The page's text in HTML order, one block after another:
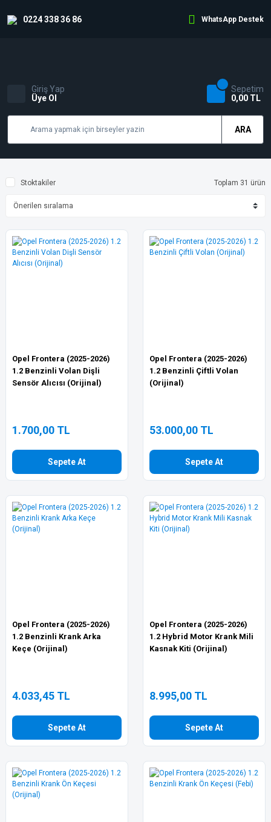
0224 338 36 86 WhatsApp Destek
ARA
Giriş Yap
Üye Ol
Sepetim
0,00 TL
Stoktakiler Toplam 31 ürün
Opel Frontera (2025-2026)
1.2 Benzinli Volan Dişli
Sensör Alıcısı (Orijinal)
1.700,00 TL
Sepete At
Opel Frontera (2025-2026)
1.2 Benzinli Çiftli Volan
(Orijinal)
53.000,00 TL
Sepete At
Opel Frontera (2025-2026)
1.2 Benzinli Krank Arka
Keçe (Orijinal)
4.033,45 TL
Sepete At
Opel Frontera (2025-2026)
1.2 Hybrid Motor Krank Mili
Kasnak Kiti (Orijinal)
8.995,00 TL
Sepete At